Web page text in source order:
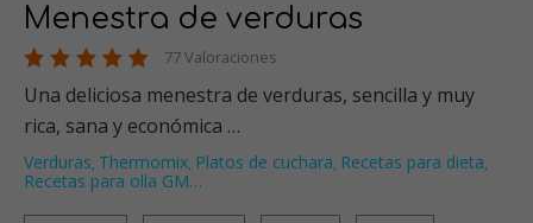
Menestra de verduras
77 Valoraciones
Una deliciosa menestra de verduras, sencilla y muy
rica, sana y económica …
Verduras, Thermomix, Platos de cuchara, Recetas para dieta,
Recetas para olla GM…